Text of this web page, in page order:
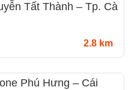
Tất Thành – Tp. Cà
2.8 km
Phú Hưng – Cái